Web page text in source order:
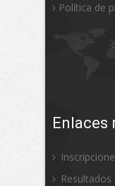
Política de
Enlaces
Resultados